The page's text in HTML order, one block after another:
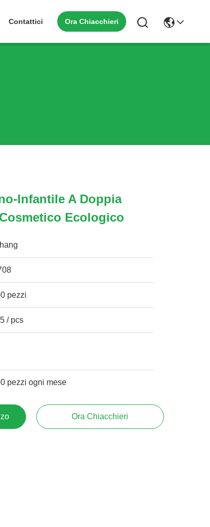
Contattici Ora Chiacchieri
Infantile A Doppia
Ecologico
pezzi
/ pcs
pezzi ogni mese
Ora Chiacchieri